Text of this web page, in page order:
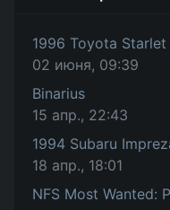
1996 Toyota Starlet
02 июня, 09:39
Binarius
15 апр., 22:43
1994 Subaru
18 апр., 18:01
NFS Most Wanted: